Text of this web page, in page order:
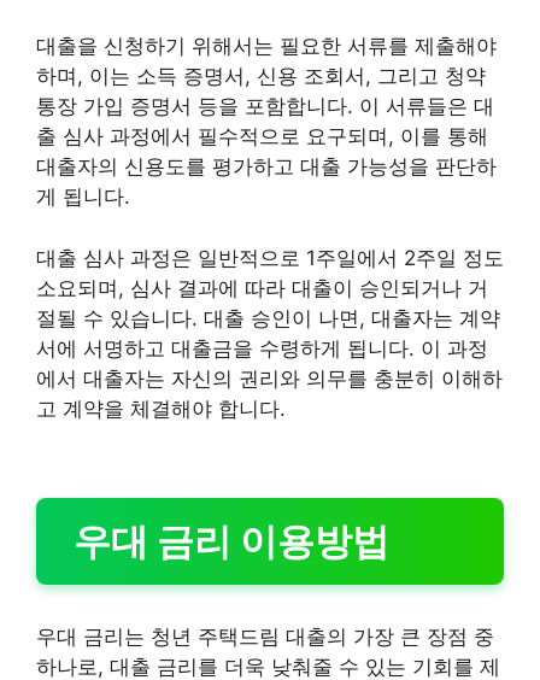
대출을 신청하기 위해서는 필요한 서류를 제출해야
하며, 이는 소득 증명서, 신용 조회서, 그리고 청약
통장 가입 증명서 등을 포함합니다. 이 서류들은 대
출 심사 과정에서 필수적으로 요구되며, 이를 통해
대출자의 신용도를 평가하고 대출 가능성을 판단하
게 됩니다.
대출 심사 과정은 일반적으로 1주일에서 2주일 정도
소요되며, 심사 결과에 따라 대출이 승인되거나 거
절될 수 있습니다. 대출 승인이 나면, 대출자는 계약
서에 서명하고 대출금을 수령하게 됩니다. 이 과정
에서 대출자는 자신의 권리와 의무를 충분히 이해하
고 계약을 체결해야 합니다.
우대 금리 이용방법
우대 금리는 청년 주택드림 대출의 가장 큰 장점 중
하나로, 대출 금리를 더욱 낮춰줄 수 있는 기회를 제